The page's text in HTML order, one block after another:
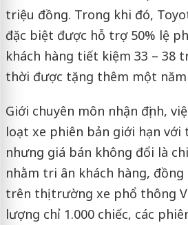
triệu đồng. Trong khi đó,
đặc biệt được hỗ trợ 50% lệ
khách hàng tiết kiệm 33 – 38
thời được tặng thêm một
Giới chuyên môn nhận định,
loạt xe phiên bản giới hạn
nhưng giá bán không đổi là
nhằm tri ân khách hàng,
trên thị trường xe phổ thông
lượng chỉ 1.000 chiếc, các